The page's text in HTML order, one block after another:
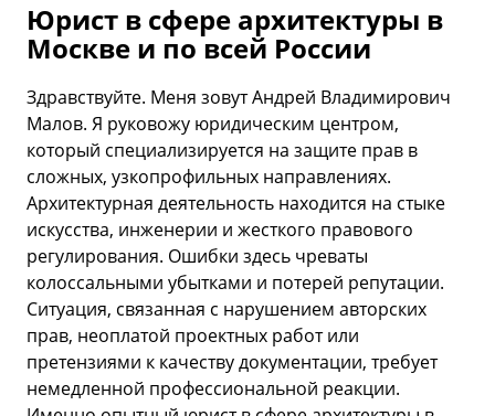
Юрист в сфере архитектуры в
Москве и по всей России
Здравствуйте. Меня зовут Андрей Владимирович
Малов. Я руковожу юридическим центром,
который специализируется на защите прав в
сложных, узкопрофильных направлениях.
Архитектурная деятельность находится на стыке
искусства, инженерии и жесткого правового
регулирования. Ошибки здесь чреваты
колоссальными убытками и потерей репутации.
Ситуация, связанная с нарушением авторских
прав, неоплатой проектных работ или
претензиями к качеству документации, требует
немедленной профессиональной реакции.